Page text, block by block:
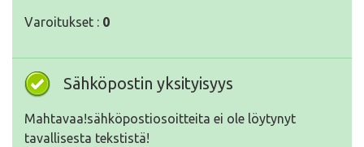
Varoitukset : 0
Sähköpostin yksityisyys
Mahtavaa!sähköpostiosoitteita ei ole löytynyt
tavallisesta tekstistä!